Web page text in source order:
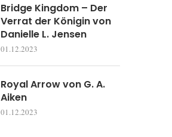
Bridge Kingdom – Der
Verrat der Königin von
Danielle L. Jensen
01.12.2023
Royal Arrow von G. A.
Aiken
01.12.2023